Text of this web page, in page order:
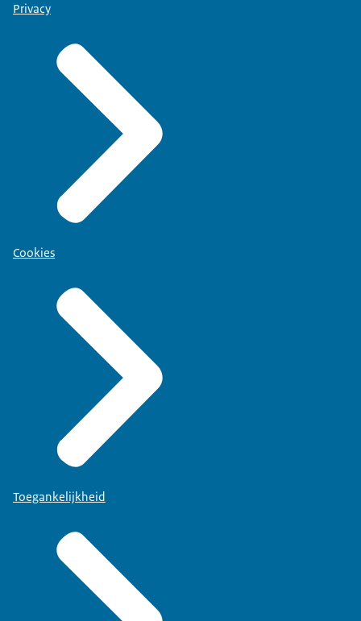
Privacy
Cookies
Toegankelijkheid